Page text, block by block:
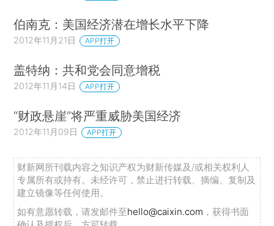
伯南克：美国经济潜在增长水平下降
2012年11月21日 APP打开
盖特纳：共和党会同意增税
2012年11月14日 APP打开
“财政悬崖”将严重威胁美国经济
2012年11月09日 APP打开
财新网所刊载内容之知识产权为财新传媒及/或相关权利人
专属所有或持有。未经许可，禁止进行转载、摘编、复制及
建立镜像等任何使用。
如有意愿转载，请发邮件至hello@caixin.com ，获得书面